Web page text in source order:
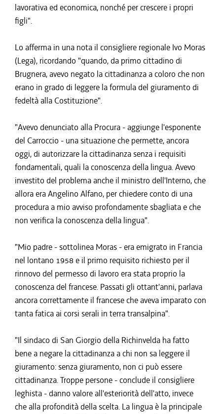
lavorativa ed economica, nonché per crescere i propri
figli".
Lo afferma in una nota il consigliere regionale Ivo Moras
(Lega), ricordando "quando, da primo cittadino di
Brugnera, avevo negato la cittadinanza a coloro che non
erano in grado di leggere la formula del giuramento di
fedeltà alla Costituzione".
"Avevo denunciato alla Procura - aggiunge l'esponente
del Carroccio - una situazione che permette, ancora
oggi, di autorizzare la cittadinanza senza i requisiti
fondamentali, quali la conoscenza della lingua. Avevo
investito del problema anche il ministro dell'Interno, che
allora era Angelino Alfano, per chiedere conto di una
procedura a mio avviso profondamente sbagliata e che
non verifica la conoscenza della lingua".
"Mio padre - sottolinea Moras - era emigrato in Francia
nel lontano 1958 e il primo requisito richiesto per il
rinnovo del permesso di lavoro era stata proprio la
conoscenza del francese. Passati gli ottant'anni, parlava
ancora correttamente il francese che aveva imparato con
tanta fatica ai corsi serali in terra transalpina".
"Il sindaco di San Giorgio della Richinvelda ha fatto
bene a negare la cittadinanza a chi non sa leggere il
giuramento: senza giuramento, non ci può essere
cittadinanza. Troppe persone - conclude il consigliere
leghista - danno valore all'esteriorità dell'atto, invece
che alla profondità della scelta. La lingua è la principale